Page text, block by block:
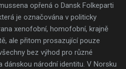
opřená o Dansk Folkeparti
je označována v politicky
xenofobní, homofobní, krajně
ale přitom prosazující pouze
bez výhod pro různé
dánskou národní identitu. V Norsku